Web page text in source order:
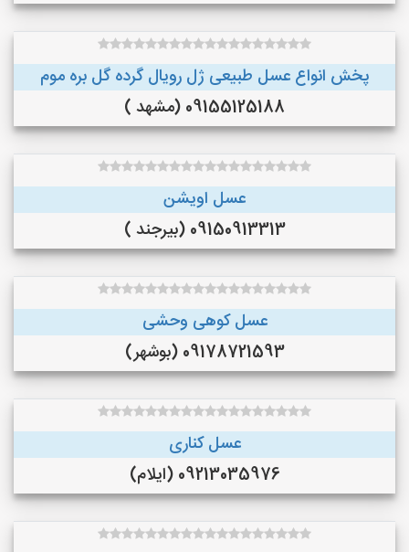
پخش انواع عسل طبیعی ژل رویال گرده گل بره موم
09155125188 (مشهد )
عسل اویشن
09150913313 (بیرجند )
عسل کوهی وحشی
09178721593 (بوشهر)
عسل کناری
09213035976 (ایلام)